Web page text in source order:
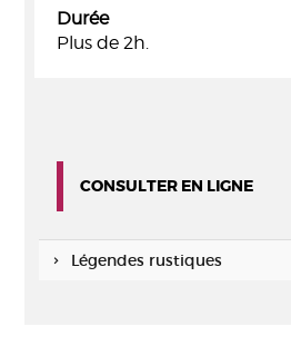
Durée
Plus de 2h.
CONSULTER EN LIGNE
Légendes rustiques